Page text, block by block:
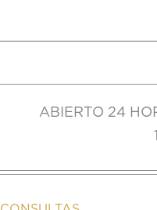
ABIERTO 24